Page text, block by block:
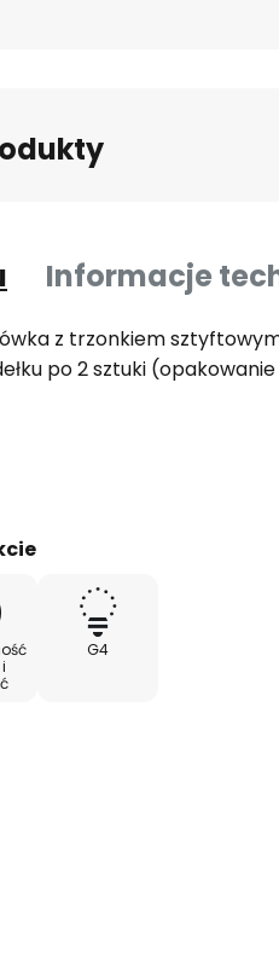
Informacje
z trzonkiem sztyftowym
po 2 sztuki
G4